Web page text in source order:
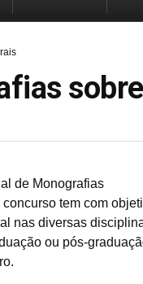
de Monografias
tem com
nas diversas
ou pós-